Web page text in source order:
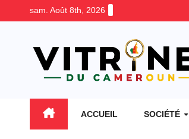
sam. Août 8th, 2026
ACCUEIL SOCIÉTÉ